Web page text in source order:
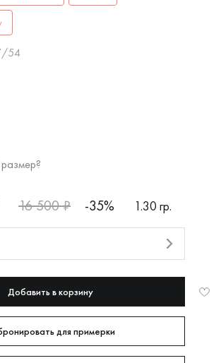
54
16 500 ₽ -35%
1.30 гр.
Добавить в корзину
для примерки